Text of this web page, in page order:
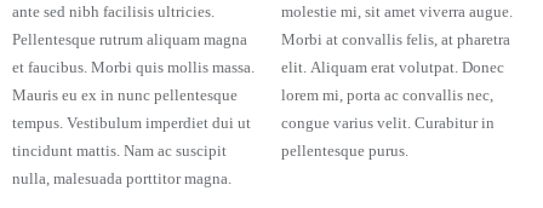
ante sed nibh facilisis ultricies.
Pellentesque rutrum aliquam magna
et faucibus. Morbi quis mollis massa.
Mauris eu ex in nunc pellentesque
tempus. Vestibulum imperdiet dui ut
tincidunt mattis. Nam ac suscipit
nulla, malesuada porttitor magna.
molestie mi, sit amet viverra augue.
Morbi at convallis felis, at pharetra
elit. Aliquam erat volutpat. Donec
lorem mi, porta ac convallis nec,
congue varius velit. Curabitur in
pellentesque purus.